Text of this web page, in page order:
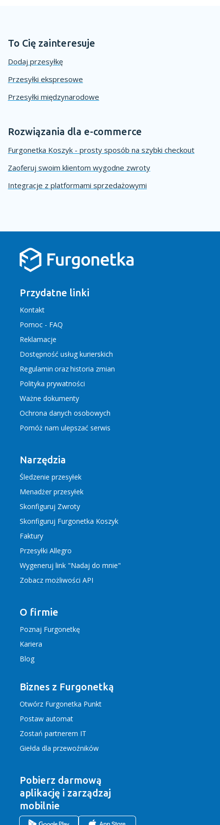
To Cię zainteresuje
Dodaj przesyłkę
Przesyłki ekspresowe
Przesyłki międzynarodowe
Rozwiązania dla e-commerce
Furgonetka Koszyk - prosty sposób na szybki checkout
Zaoferuj swoim klientom wygodne zwroty
Integracje z platformami sprzedażowymi
Przydatne linki
Kontakt
Pomoc - FAQ
Reklamacje
Dostępność usług kurierskich
Regulamin orazhistoria zmian
Polityka prywatności
Ważne dokumenty
Ochrona danych osobowych
Pomóż nam ulepszać serwis
Narzędzia
Śledzenie przesyłek
Menadżer przesyłek
Skonfiguruj Zwroty
Skonfiguruj Furgonetka Koszyk
Faktury
Przesyłki Allegro
Wygeneruj link "Nadaj do mnie"
Zobacz możliwości API
O firmie
Poznaj Furgonetkę
Kariera
Blog
Biznes z Furgonetką
Otwórz Furgonetka Punkt
Postaw automat
Zostań partnerem IT
Giełda dla przewoźników
Pobierz darmową
aplikację i zarządzaj
mobilnie